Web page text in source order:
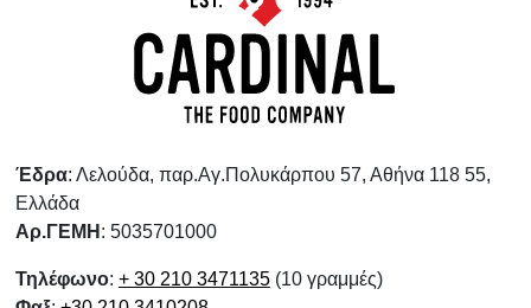
Έδρα: Λελούδα, παρ.Αγ.Πολυκάρπου 57, Αθήνα 118 55,
Ελλάδα
Αρ.ΓΕΜΗ : 5035701000
Τηλέφωνο: + 30 210 3471135(10 γραμμές)